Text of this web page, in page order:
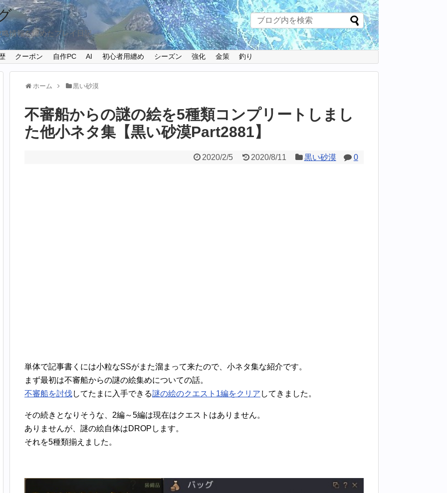
情報を纏めたプレイ日記
クーポン 自作PC AI 初心者用纏め シーズン 強化 金策 釣り
ホーム 黒い砂漠
不審船からの謎の絵を5種類コンプリートしまし
た他小ネタ集【黒い砂漠Part2881】
2020/2/5 2020/8/11 黒い砂漠 0
単体で記事書くには小粒なSSがまた溜まって来たので、小ネタ集な紹介です。
まず最初は不審船からの謎の絵集めについての話。
不審船を討伐してたまに入手できる謎の絵のクエスト1編をクリア してきました。
その続きとなりそうな、2編～5編は現在はクエストはありません。
ありませんが、謎の絵自体はDROPします。
それを5種類揃えました。